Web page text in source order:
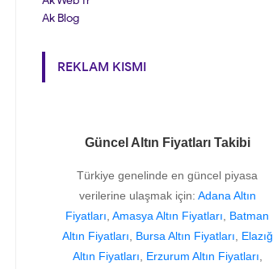
Ak Blog
REKLAM KISMI
Güncel Altın Fiyatları Takibi
Türkiye genelinde en güncel piyasa
verilerine ulaşmak için: Adana Altın
Fiyatları, Amasya Altın Fiyatları, Batman
Altın Fiyatları, Bursa Altın Fiyatları, Elazığ
Altın Fiyatları, Erzurum Altın Fiyatları,